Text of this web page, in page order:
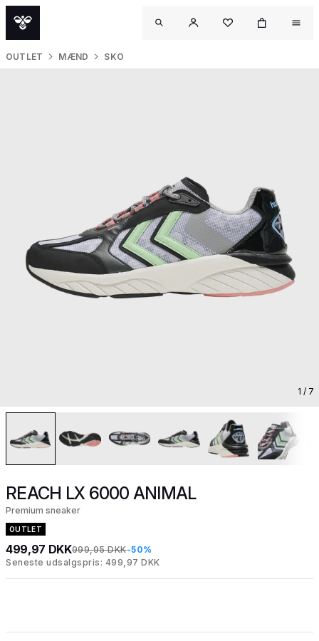
OUTLET MÆND SKO
1 / 7
REACH LX 6000 ANIMAL
Premium sneaker
OUTLET
499,97 DKK999,95 DKK-50%
Seneste udsalgspris: 499,97 DKK